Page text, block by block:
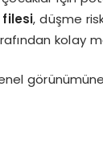
, düşme
kolay